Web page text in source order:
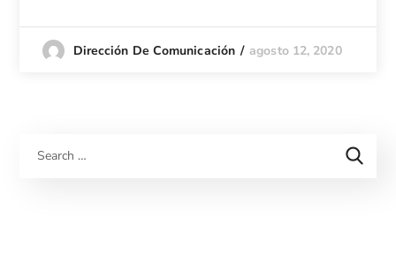
Dirección De Comunicación agosto 12, 2020